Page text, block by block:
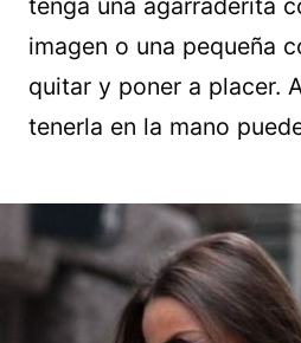
tenga una agarraderita
imagen o una pequeña
quitar y poner a placer.
tenerla en la mano